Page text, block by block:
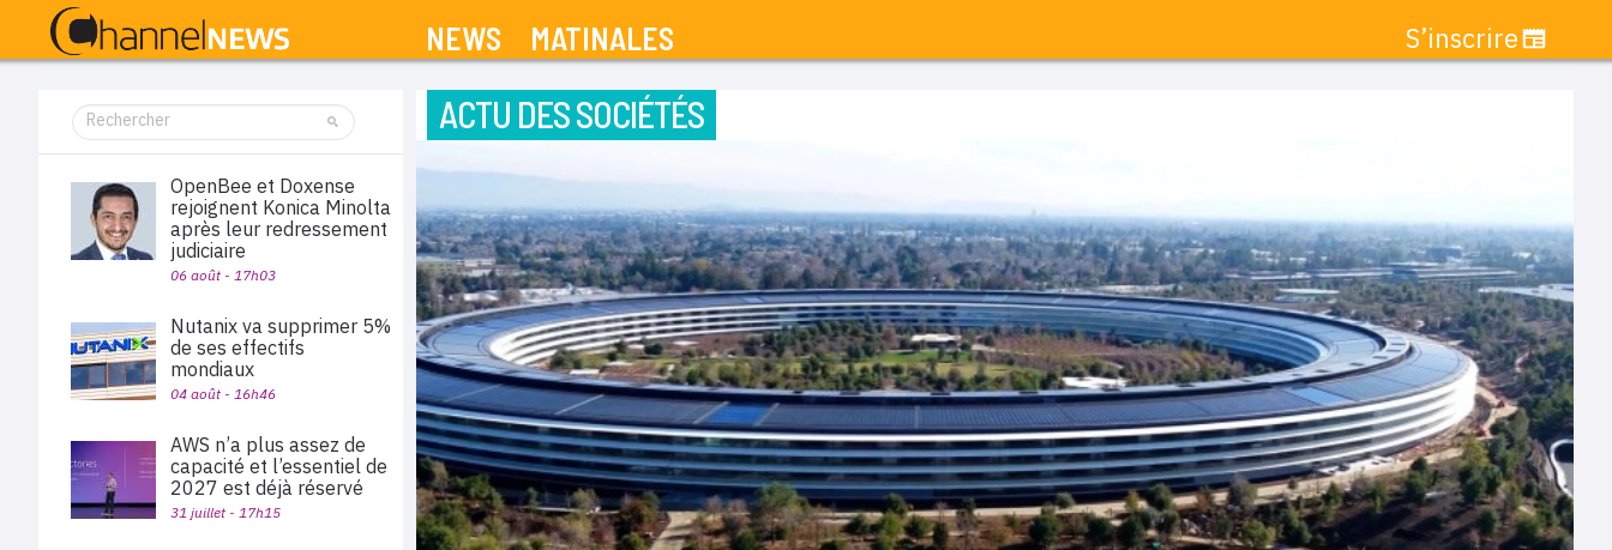
NEWS MATINALES S’inscrire
ACTU DES SOCIÉTÉS
OpenBee et Doxense
rejoignent Konica Minolta
après leur redressement
judiciaire
06 août - 17h03
Nutanix va supprimer 5%
de ses effectifs
mondiaux
04 août - 16h46
AWS n’a plus assez de
capacité et l’essentiel de
2027 est déjà réservé
31 juillet - 17h15